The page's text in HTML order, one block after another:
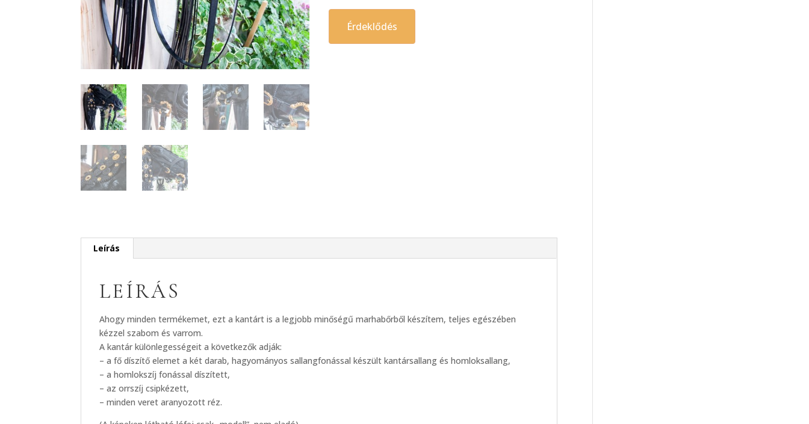
Érdeklődés
Leírás
LEÍRÁS
Ahogy minden termékemet, ezt a kantárt is a legjobb minőségű marhabőrből készítem, teljes egészében
kézzel szabom és varrom.
A kantár különlegességeit a következők adják:
– a fő díszítő elemet a két darab, hagyományos sallangfonással készült kantársallang és homloksallang,
– a homlokszíj fonással díszített,
– az orrszíj csipkézett,
– minden veret aranyozott réz.